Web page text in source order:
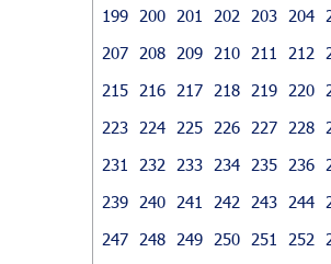
199
200 201 202 203 204
207
208 209 210 211 212
215
216 217 218 219 220
223
224 225 226 227 228
231
232 233 234 235 236
239
240 241 242 243 244
247
248 249 250 251 252